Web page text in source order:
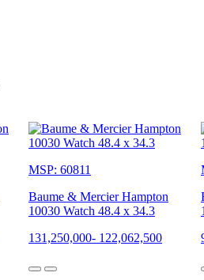
MSP: 60811
Baume & Mercier Hampton
10030 Watch 48.4 x 34.3
131,250,000- 122,062,500